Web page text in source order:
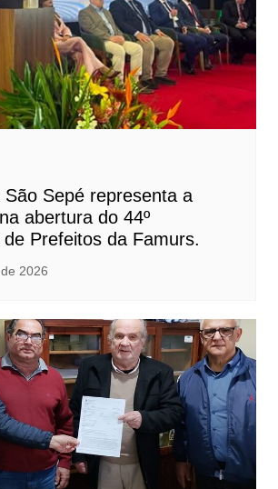
São Sepé representa a
abertura do 44º
Prefeitos da Famurs.
2026